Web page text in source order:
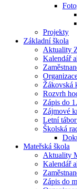
Projekty
Základní škola
Aktuality
Kalendář
Žákovská
Rozvrh
Zápis do
Zájmové
Letní
Školská
Mateřská škola
Aktuality
Kalendář
Zápis do